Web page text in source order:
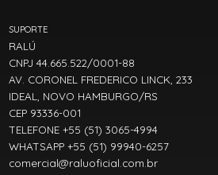
SUPORTE
RALÚ
CNPJ 44.665.522/0001-88
AV. CORONEL FREDERICO LINCK, 233
IDEAL, NOVO HAMBURGO/RS
CEP 93336-001
TELEFONE +55 (51) 3065-4994
WHATSAPP +55 (51) 99940-6257
comercial@raluoficial.com.br